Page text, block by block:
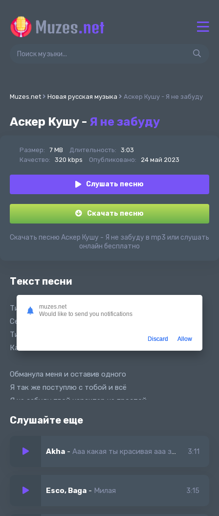
Muzes.net Новая русская музыка Аскер Кушу - Я не забуду
Аскер Кушу - Я не забуду
Размер: 7 MB Длительность:
3:03
Качество:
320 kbps Опубликовано: 24 май 2023
Слушать песню
Скачать песню
Скачать песню Аскер Кушу - Я не забуду в mp3 или слушать
онлайн бесплатно
Текст песни
Тихая милая, очень красивая
Сердце хулигана забрала
Тихая милая, очень красивая
Как же со мной ты так могла
Обманула меня и оставив одного
Я так же поступлю с тобой и всё
Я не забуду твой характер не простой
Я не забуду как поступала ты со мной
Слушайте еще
Akha - Ааа какая ты красивая ааа зачем такая милая 3:11
Esco, Baga - Милая 3:15
muzes.net
Would like to send you notifications
Discard Allow